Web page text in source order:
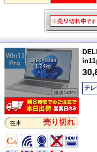
1920×1080
1.24kg
在庫 売り切れ
テ